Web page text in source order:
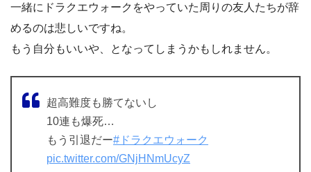
一緒にドラクエウォークをやっていた周りの友人たちが辞
めるのは悲しいですね。
もう自分もいいや、となってしまうかもしれません。
超高難度も勝てないし
10連も爆死…
もう引退だー#ドラクエウォーク
pic.twitter.com/GNjHNmUcyZ